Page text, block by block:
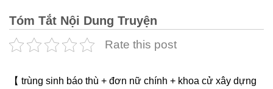
Tóm Tắt Nội Dung Truyện
Rate this post
【 trùng sinh báo thù + đơn nữ chính + khoa cử xây dựng